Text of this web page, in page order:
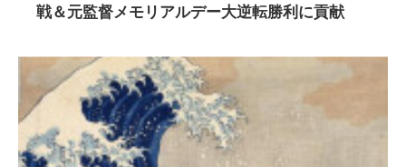
戦＆元監督メモリアルデー大逆転勝利に貢献